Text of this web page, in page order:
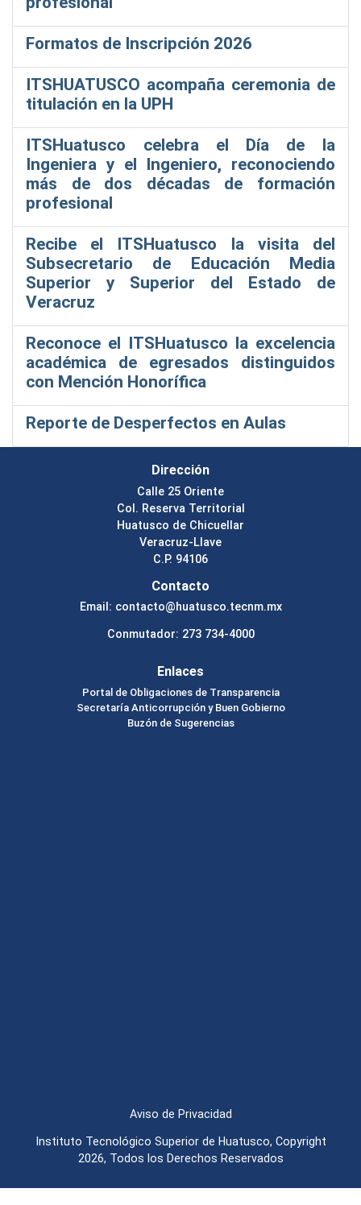
Formatos de Inscripción 2026
ITSHUATUSCO acompaña ceremonia de
titulación en la UPH
ITSHuatusco celebra el Día de la
Ingeniera y el Ingeniero, reconociendo
más de dos décadas de formación
profesional
Recibe el ITSHuatusco la visita del
Subsecretario de Educación Media
Superior y Superior del Estado de
Veracruz
Reconoce el ITSHuatusco la excelencia
académica de egresados distinguidos
con Mención Honorífica
Reporte de Desperfectos en Aulas
Dirección
Calle 25 Oriente
Col. Reserva Territorial
Huatusco de Chicuellar
Veracruz-Llave
C.P. 94106
Contacto
Email: contacto@huatusco.tecnm.mx
Conmutador: 273 734-4000
Enlaces
Portal de Obligaciones de Transparencia
Secretaría Anticorrupción y Buen Gobierno
Buzón de Sugerencias
Aviso de Privacidad
Instituto Tecnológico Superior de Huatusco, Copyright
2026, Todos los Derechos Reservados